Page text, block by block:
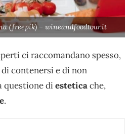
(freepik) – wineandfoodtour.it
ci raccomandano spesso,
contenersi e di non
questione diesteticache,
.